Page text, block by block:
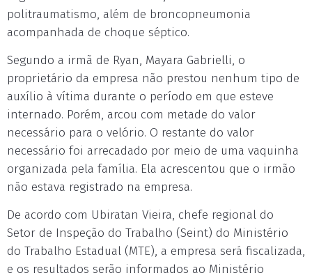
politraumatismo, além de broncopneumonia
acompanhada de choque séptico.
Segundo a irmã de Ryan, Mayara Gabrielli, o
proprietário da empresa não prestou nenhum tipo de
auxílio à vítima durante o período em que esteve
internado. Porém, arcou com metade do valor
necessário para o velório. O restante do valor
necessário foi arrecadado por meio de uma vaquinha
organizada pela família. Ela acrescentou que o irmão
não estava registrado na empresa.
De acordo com Ubiratan Vieira, chefe regional do
Setor de Inspeção do Trabalho (Seint) do Ministério
do Trabalho Estadual (MTE), a empresa será fiscalizada,
e os resultados serão informados ao Ministério